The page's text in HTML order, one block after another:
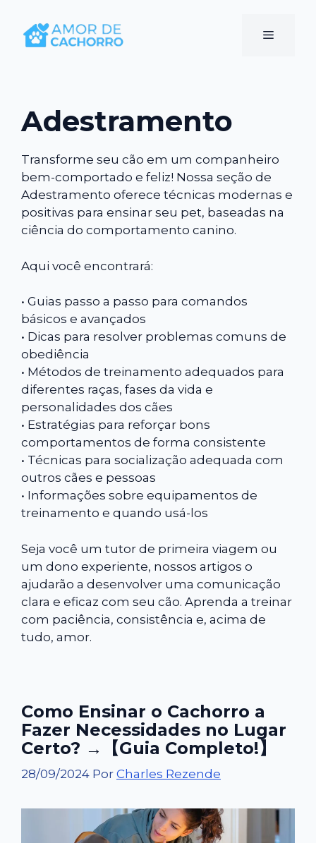
Menu
Adestramento
Transforme seu cão em um companheiro
bem-comportado e feliz! Nossa seção de
Adestramento oferece técnicas modernas e
positivas para ensinar seu pet, baseadas na
ciência do comportamento canino.
Aqui você encontrará:
• Guias passo a passo para comandos
básicos e avançados
• Dicas para resolver problemas comuns de
obediência
• Métodos de treinamento adequados para
diferentes raças, fases da vida e
personalidades dos cães
• Estratégias para reforçar bons
comportamentos de forma consistente
• Técnicas para socialização adequada com
outros cães e pessoas
• Informações sobre equipamentos de
treinamento e quando usá-los
Seja você um tutor de primeira viagem ou
um dono experiente, nossos artigos o
ajudarão a desenvolver uma comunicação
clara e eficaz com seu cão. Aprenda a treinar
com paciência, consistência e, acima de
tudo, amor.
Como Ensinar o Cachorro a
Fazer Necessidades no Lugar
Certo? →【Guia Completo!】
28/09/2024 Por Charles Rezende